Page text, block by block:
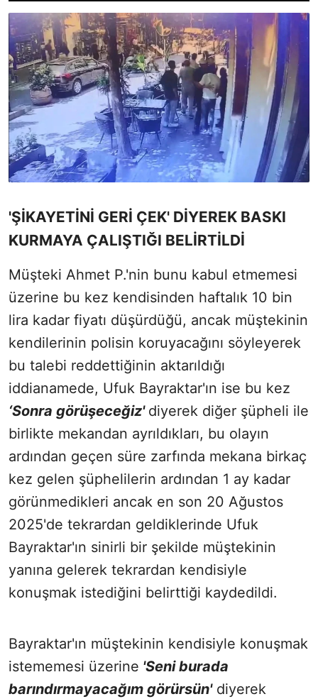
'ŞİKAYETİNİ GERİ ÇEK' DİYEREK BASKI
KURMAYA ÇALIŞTIĞI BELİRTİLDİ
Müşteki Ahmet P.'nin bunu kabul etmemesi
üzerine bu kez kendisinden haftalık 10 bin
lira kadar fiyatı düşürdüğü, ancak müştekinin
kendilerinin polisin koruyacağını söyleyerek
bu talebi reddettiğinin aktarıldığı
iddianamede, Ufuk Bayraktar'ın ise bu kez
‘Sonra görüşeceğiz' diyerek diğer şüpheli ile
birlikte mekandan ayrıldıkları, bu olayın
ardından geçen süre zarfında mekana birkaç
kez gelen şüphelilerin ardından 1 ay kadar
görünmedikleri ancak en son 20 Ağustos
2025'de tekrardan geldiklerinde Ufuk
Bayraktar'ın sinirli bir şekilde müştekinin
yanına gelerek tekrardan kendisiyle
konuşmak istediğini belirttiği kaydedildi.
Bayraktar'ın müştekinin kendisiyle konuşmak
istememesi üzerine 'Seni burada
barındırmayacağım görürsün'diyerek